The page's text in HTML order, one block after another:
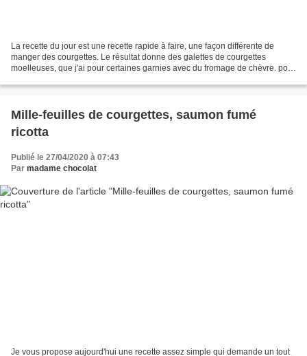
La recette du jour est une recette rapide à faire, une façon différente de
manger des courgettes. Le résultat donne des galettes de courgettes
moelleuses, que j'ai pour certaines garnies avec du fromage de chèvre. pour
Mille-feuilles de courgettes, saumon fumé
ricotta
Publié le 27/04/2020 à 07:43
Par madame chocolat
Je vous propose aujourd'hui une recette assez simple qui demande un tout